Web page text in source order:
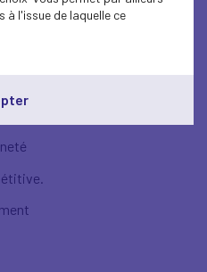
l'issue de laquelle ce